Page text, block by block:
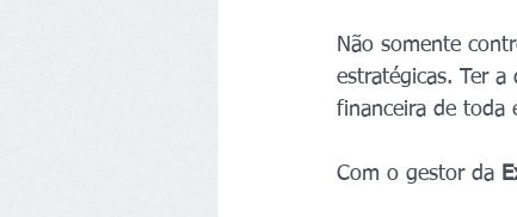
Não somente
estratégicas. Ter
financeira de toda
Com o gestor da